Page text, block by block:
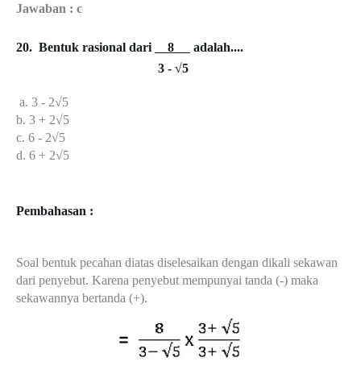
Jawaban : c
20. Bentuk rasional dari 8
adalah....
3 - √5
a. 3 - 2√5
b. 3 + 2√5
c. 6 - 2√5
d. 6 + 2√5
Pembahasan :
Soal bentuk pecahan diatas diselesaikan dengan dikali sekawan
dari penyebut. Karena penyebut mempunyai tanda (-) maka
sekawannya bertanda (+).